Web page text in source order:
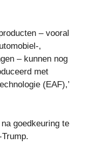
– vooral
,
– kunnen nog
met
(EAF),’
goedkeuring te